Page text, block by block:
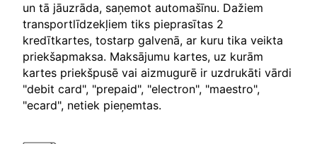
un tā jāuzrāda, saņemot automašīnu. Dažiem
transportlīdzekļiem tiks pieprasītas 2
kredītkartes, tostarp galvenā, ar kuru tika veikta
priekšapmaksa. Maksājumu kartes, uz kurām
kartes priekšpusē vai aizmugurē ir uzdrukāti vārdi
"debit card", "prepaid", "electron", "maestro",
"ecard", netiek pieņemtas.